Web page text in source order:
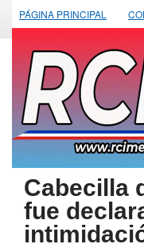
PÁGINA PRINCIPAL
Cabecilla
fue